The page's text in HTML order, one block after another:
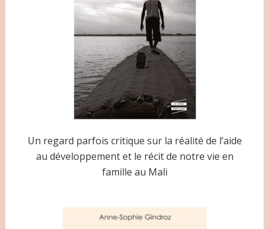
Un regard parfois critique sur la réalité de l’aide
au développement et le récit de notre vie en
famille au Mali